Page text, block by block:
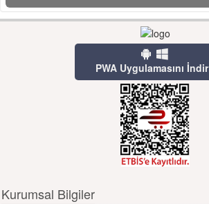
PWA Uygulamasını İndir
Kurumsal Bilgiler